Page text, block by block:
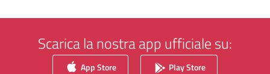
Scarica la nostra app ufficiale su:
App Store Play Store